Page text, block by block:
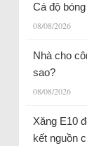
Cá độ
08/08/2026
Nhà cho
sao?
08/08/2026
Xăng E10
kết nguồn